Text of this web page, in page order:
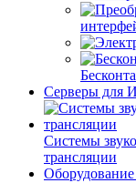
Серверы для
Системы
трансляции